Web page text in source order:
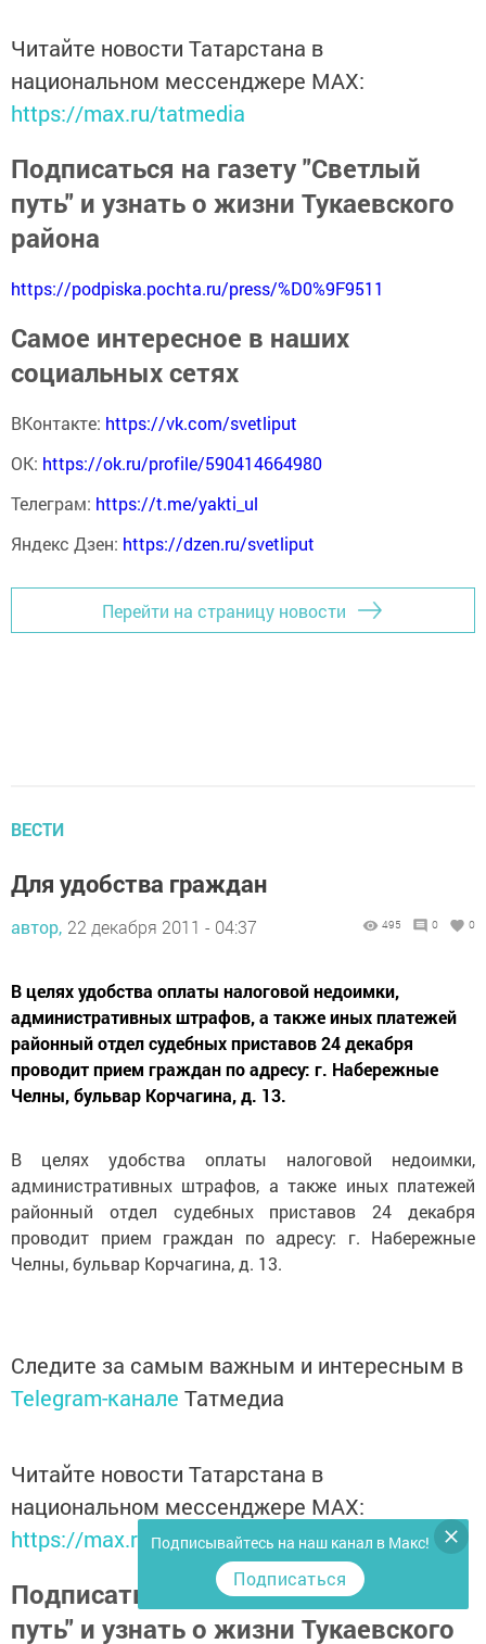
Читайте новости Татарстана в
национальном мессенджере MАХ:
https://max.ru/tatmedia
Подписаться на газету "Светлый
путь" и узнать о жизни Тукаевского
района
https://podpiska.pochta.ru/press/%D0%9F9511
Самое интересное в наших
социальных сетях
ВКонтакте: https://vk.com/svetliput
ОК: https://ok.ru/profile/590414664980
Телеграм: https://t.me/yakti_ul
Яндекс Дзен: https://dzen.ru/svetliput
Перейти на страницу новости
ВЕСТИ
Для удобства граждан
автор, 22 декабря 2011 - 04:37 495 0 0
В целях удобства оплаты налоговой недоимки,
административных штрафов, а также иных платежей
районный отдел судебных приставов 24 декабря
проводит прием граждан по адресу: г. Набережные
Челны, бульвар Корчагина, д. 13.
В целях удобства оплаты налоговой недоимки,
административных штрафов, а также иных платежей
районный отдел судебных приставов 24 декабря
проводит прием граждан по адресу: г. Набережные
Челны, бульвар Корчагина, д. 13.
Следите за самым важным и интересным в
Telegram-канале Татмедиа
Читайте новости Татарстана в
национальном мессенджере MАХ:
https://max.ru/tatmedia
Подписаться на газету "Светлый
путь" и узнать о жизни Тукаевского
Подписывайтесь на наш канал в Макс!
Подписаться